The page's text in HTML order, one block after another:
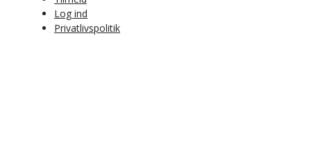
Log ind
Privatlivspolitik